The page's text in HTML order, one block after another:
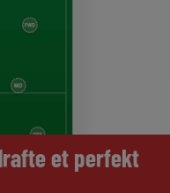
et perfekt